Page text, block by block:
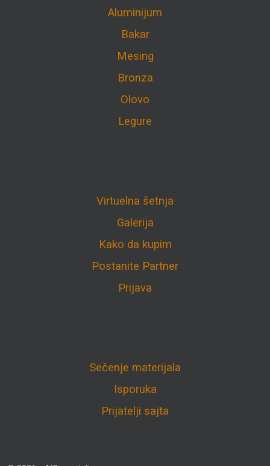
Aluminijum
Bakar
Mesing
Bronza
Olovo
Legure
Virtuelna šetnja
Galerija
Kako da kupim
Postanite Partner
Prijava
Sečenje materijala
Isporuka
Prijatelji sajta